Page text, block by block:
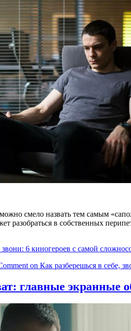
смело назвать тем самым
разобраться в собственных
звони: 6 киногероев с самой
on Как разберешься в себе,
главные экранные